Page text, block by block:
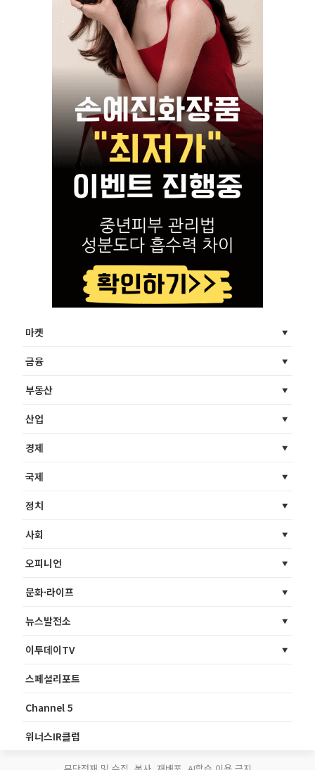
마켓
금융
부동산
산업
경제
국제
정치
사회
오피니언
문화·라이프
뉴스발전소
이투데이TV
스페셜리포트
Channel 5
위너스IR클럽